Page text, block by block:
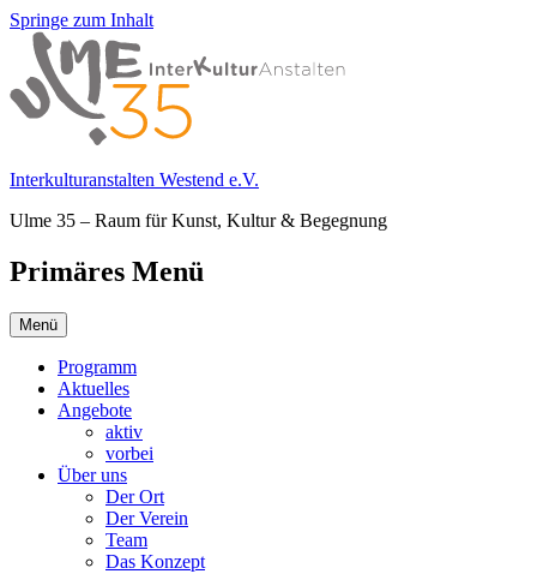
Springe zum Inhalt
Interkulturanstalten Westend e.V.
Ulme 35 – Raum für Kunst, Kultur & Begegnung
Primäres Menü
Menü
Programm
Aktuelles
Angebote
aktiv
vorbei
Über uns
Der Ort
Der Verein
Team
Das Konzept